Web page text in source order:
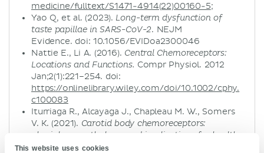
This website uses cookies
medicine/fulltext/S1471-4914(22)00160-5;
Yao Q, et al. (2023). Long-term dysfunction of
taste papillae in SARS-CoV-2. NEJM
Evidence. doi: 10.1056/EVIDoa2300046
Nattie E., Li A. (2016). Central Chemoreceptors:
Locations and Functions. Compr Physiol. 2012
Jan;2(1):221–254. doi:
https://onlinelibrary.wiley.com/doi/10.1002/cphy.
c100083
Iturriaga R., Alcayaga J., Chapleau M. W., Somers
V. K. (2021). Carotid body chemoreceptors:
physiology, pathology, and implications for health
and disease.American Physiol Society.